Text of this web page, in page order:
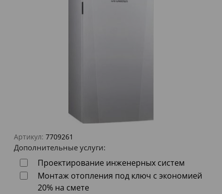
Артикул: 7709261
Дополнительные услуги:
Проектирование инженерных систем
Монтаж отопления под ключ с экономией
20% на смете